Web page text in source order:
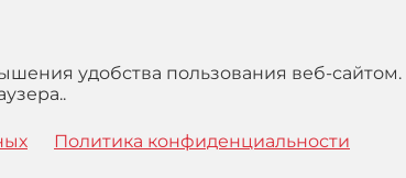
удобства пользования веб-сайтом.
Политика конфиденциальности